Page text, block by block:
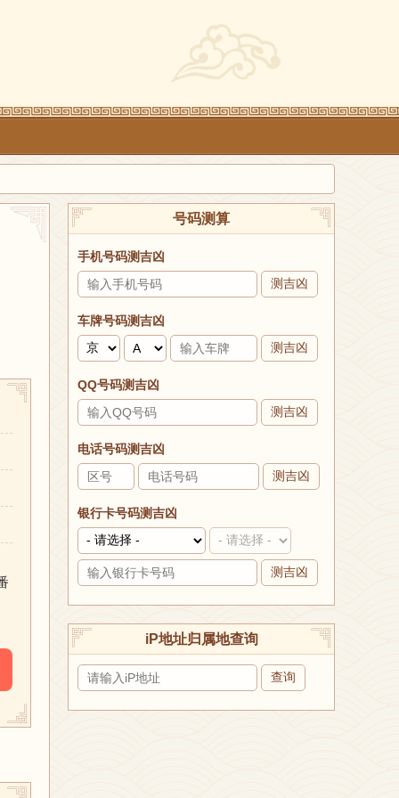
号码测算
手机号码测吉凶
测吉凶
车牌号码测吉凶
测吉凶
QQ号码测吉凶
测吉凶
电话号码测吉凶
测吉凶
银行卡号码测吉凶
测吉凶
iP地址归属地查询
查询